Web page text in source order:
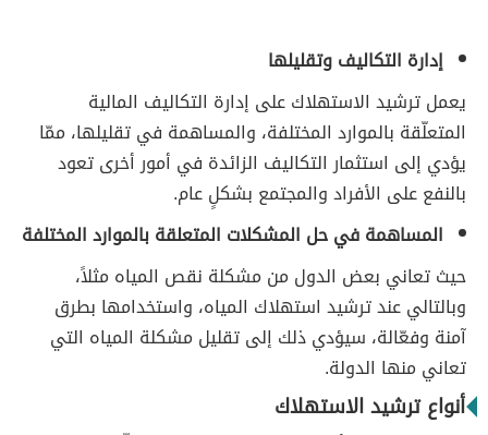
إدارة التكاليف وتقليلها
يعمل ترشيد الاستهلاك على إدارة التكاليف المالية
المتعلّقة بالموارد المختلفة، والمساهمة في تقليلها، ممّا
يؤدي إلى استثمار التكاليف الزائدة في أمور أخرى تعود
بالنفع على الأفراد والمجتمع بشكلٍ عام.
المساهمة في حل المشكلات المتعلقة بالموارد المختلفة
حيث تعاني بعض الدول من مشكلة نقص المياه مثلاً،
وبالتالي عند ترشيد استهلاك المياه، واستخدامها بطرق
آمنة وفعّالة، سيؤدي ذلك إلى تقليل مشكلة المياه التي
تعاني منها الدولة.
أنواع ترشيد الاستهلاك